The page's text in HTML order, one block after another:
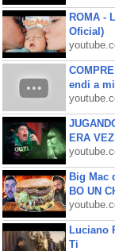
ROMA -
Oficial)
endi a
ERA
Big Mac
BO UN
Luciano
Ti